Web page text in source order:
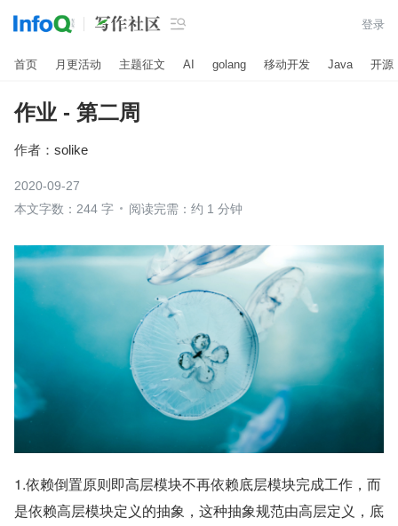
 登录
首页 月更活动 主题征文 AI golang 移动开发 Java 开源
作业 - 第二周
作者： solike
2020-09-27
本文字数：244 字
阅读完需：约 1 分钟
1.依赖倒置原则即高层模块不再依赖底层模块完成工作，而
是依赖高层模块定义的抽象，这种抽象规范由高层定义，底